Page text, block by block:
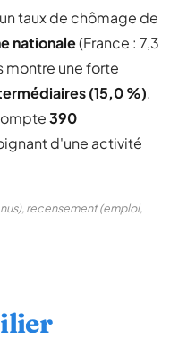
taux de chômage de
nationale(France : 7,3
montre une forte
(15,0 %).
390
d'une activité
recensement (emploi,